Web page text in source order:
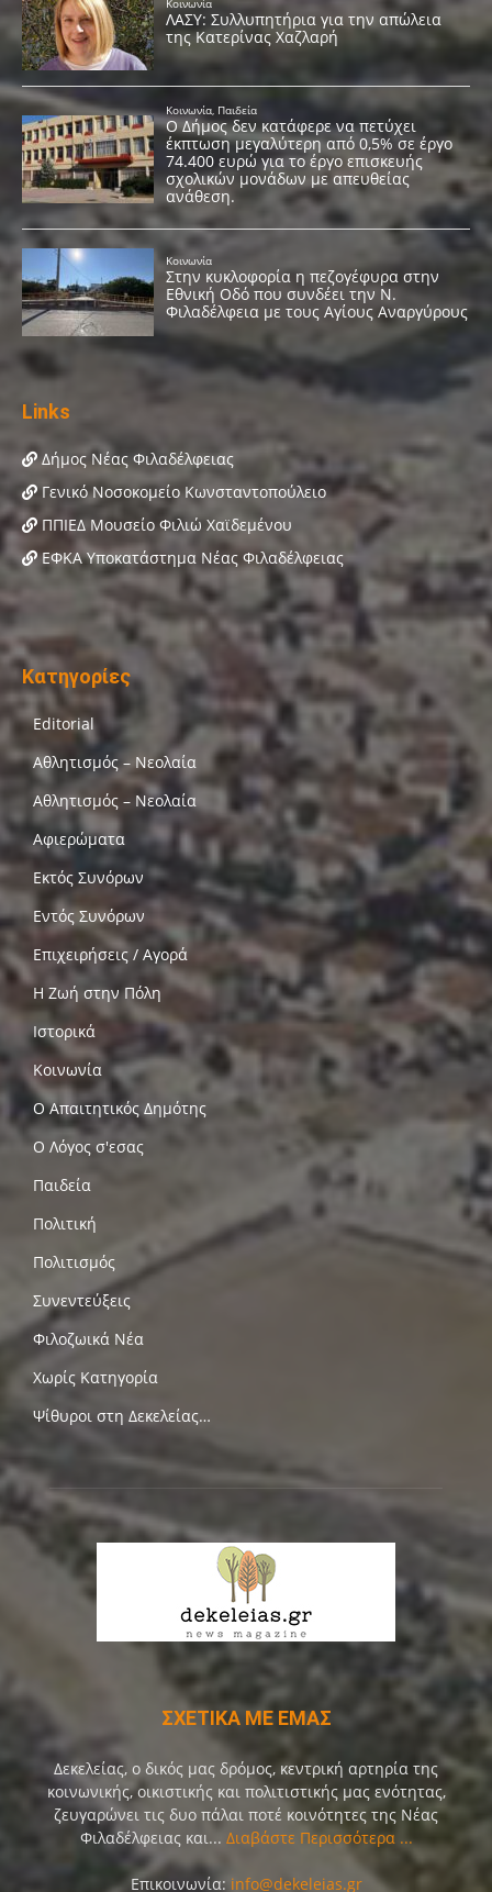
Links
Δήμος Νέας Φιλαδέλφειας
Γενικό Νοσοκομείο Κωνσταντοπούλειο
ΠΠΙΕΔ Μουσείο Φιλιώ Χαϊδεμένου
ΕΦΚΑ Υποκατάστημα Νέας Φιλαδέλφειας
Κατηγορίες
Editorial
Αθλητισμός – Νεολαία
Αθλητισμός – Νεολαία
Αφιερώματα
Εκτός Συνόρων
Εντός Συνόρων
Επιχειρήσεις / Αγορά
Η Ζωή στην Πόλη
Ιστορικά
Κοινωνία
Ο Απαιτητικός Δημότης
Ο Λόγος σ'εσας
Παιδεία
Πολιτική
Πολιτισμός
Συνεντεύξεις
Φιλοζωικά Νέα
Χωρίς Κατηγορία
Ψίθυροι στη Δεκελείας…
ΣΧΕΤΙΚΑ ΜΕ ΕΜΑΣ
Δεκελείας, ο δικός μας δρόμος, κεντρική αρτηρία της
κοινωνικής, οικιστικής και πολιτιστικής μας ενότητας,
ζευγαρώνει τις δυο πάλαι ποτέ κοινότητες της Νέας
Φιλαδέλφειας και... Διαβάστε Περισσότερα ...
Επικοινωνία: info@dekeleias.gr